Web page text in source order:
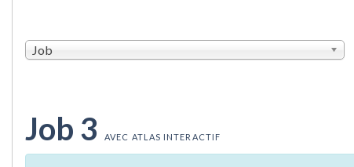
Job
Job 3 AVEC ATLAS INTERACTIF